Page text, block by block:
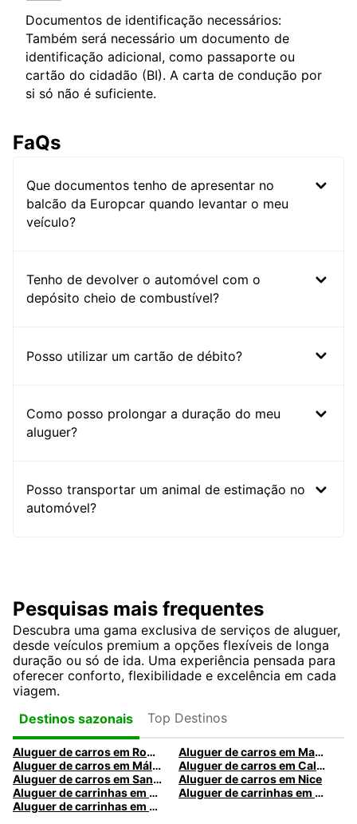
Documentos de identificação necessários:
Também será necessário um documento de
identificação adicional, como passaporte ou
cartão do cidadão (BI). A carta de condução por
si só não é suficiente.
FaQs
Que documentos tenho de apresentar no
balcão da Europcar quando levantar o meu
veículo?
Tenho de devolver o automóvel com o
depósito cheio de combustível?
Posso utilizar um cartão de débito?
Como posso prolongar a duração do meu
aluguer?
Posso transportar um animal de estimação no
automóvel?
Pesquisas mais frequentes
Descubra uma gama exclusiva de serviços de aluguer,
desde veículos premium a opções flexíveis de longa
duração ou só de ida. Uma experiência pensada para
oferecer conforto, flexibilidade e excelência em cada
viagem.
Destinos sazonais
Top Destinos
Aluguer de carros em Roma
Aluguer de carros em Madrid
Aluguer de carros em Málaga
Aluguer de carros em Caldas da Rainha
Aluguer de carros em Santa Maria da Feira
Aluguer de carros em Nice
Aluguer de carrinhas em Nice
Aluguer de carrinhas em Santa Maria da Feira
Aluguer de carrinhas em Caldas da Rainha